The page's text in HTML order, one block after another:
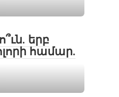
երբ
համար.